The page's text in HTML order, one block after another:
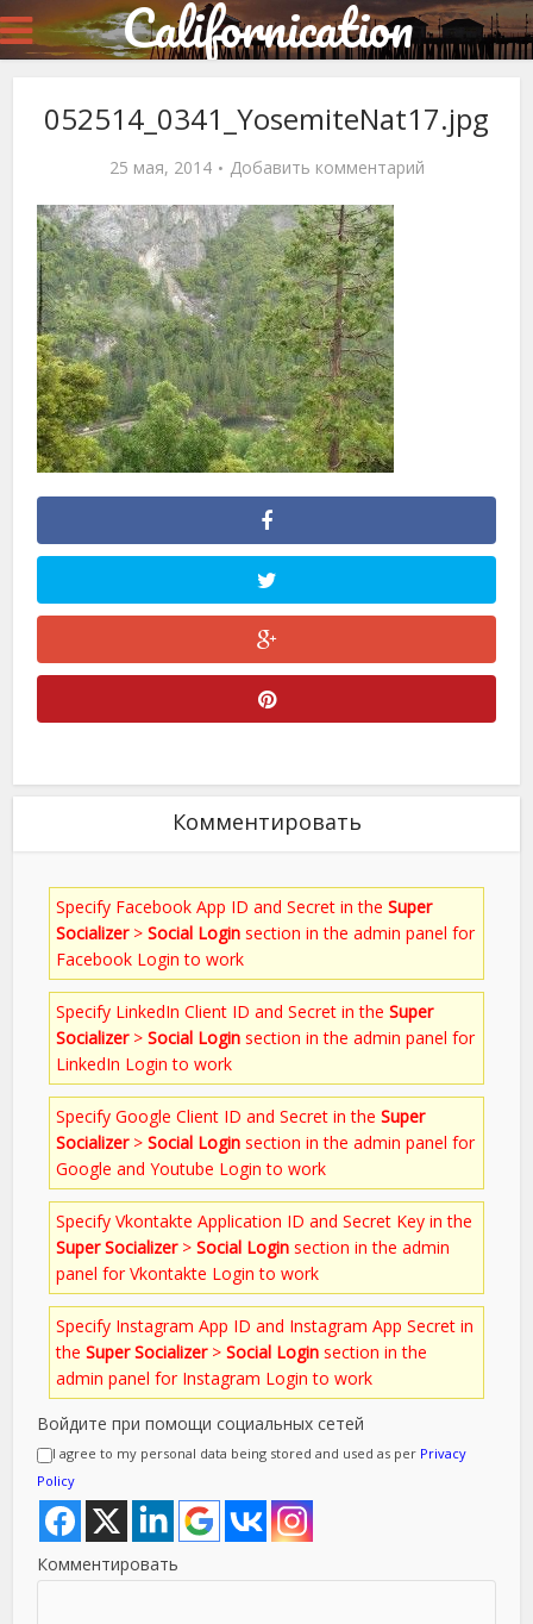
Californication
052514_0341_YosemiteNat17.jpg
25 мая, 2014 Добавить комментарий
Комментировать
Specify Facebook App ID and Secret in theSuper
Socializer>Social Login section in the admin panel for
Facebook Login to work
Specify LinkedIn Client ID and Secret in theSuper
Socializer>Social Login section in the admin panel for
LinkedIn Login to work
Specify Google Client ID and Secret in theSuper
Socializer>Social Login section in the admin panel for
Google and Youtube Login to work
Specify Vkontakte Application ID and Secret Key in the
Super Socializer>Social Login section in the admin
panel for Vkontakte Login to work
Specify Instagram App ID and Instagram App Secret in
theSuper Socializer>Social Login section in the
admin panel for Instagram Login to work
Войдите при помощи социальных сетей
I agree to my personal data being stored and used as per Privacy
Policy
Комментировать